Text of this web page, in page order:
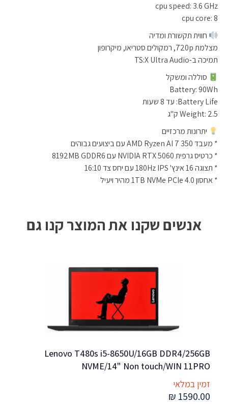
cpu speed: 3.6 GHz
cpu core: 8
חווית תקשורת ומדיה
מצלמת 720p, רמקולים סטריאו, מיקרופון
תמיכה ב-TS:X Ultra Audio
סוללה ומשקל
Battery: 90Wh
Battery Life: עד 8 שעות
Weight: 2.5 ק"ג
יתרונות מרכזיים
* מעבד AMD Ryzen AI 7 350 עם ביצועים גבוהים
* כרטיס גרפית NVIDIA RTX 5060 עם 8192MB GDDR6
* תצוגה 16 אינץ' 180Hz IPS עם יחס צד 16:10
* אחסון 1TB NVMe PCIe 4.0 מהיר ויעיל
אנשים שקנו את המוצר קנו גם
NVME/14" Non touch/WIN 11PRO
זמין במלאי
1590.00 ₪